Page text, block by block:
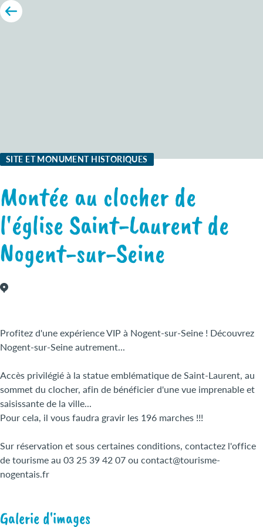
SITE ET MONUMENT HISTORIQUES
Montée au clocher de
l'église Saint-Laurent de
Nogent-sur-Seine
Profitez d'une expérience VIP à Nogent-sur-Seine ! Découvrez
Nogent-sur-Seine autrement...
Accès privilégié à la statue emblématique de Saint-Laurent, au
sommet du clocher, afin de bénéficier d'une vue imprenable et
saisissante de la ville...
Pour cela, il vous faudra gravir les 196 marches !!!
Sur réservation et sous certaines conditions, contactez l'office
de tourisme au 03 25 39 42 07 ou contact@tourisme-
nogentais.fr
Galerie d'images